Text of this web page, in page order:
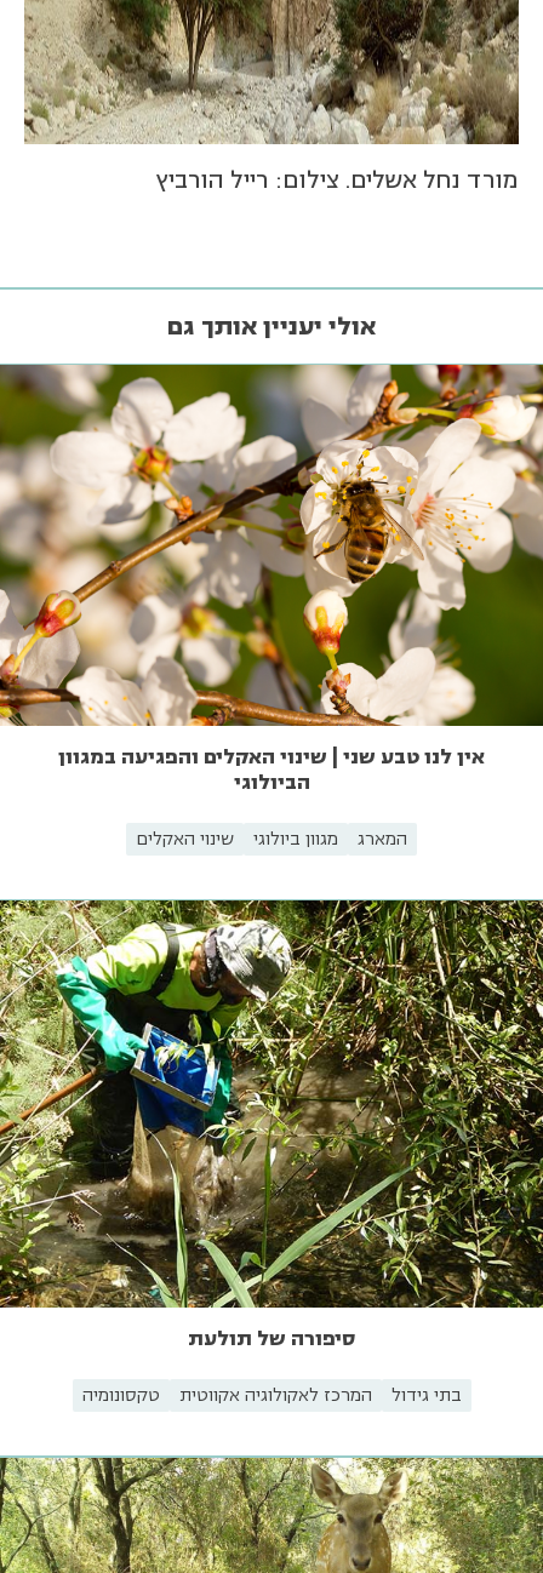
מורד נחל אשלים. צילום: רייל הורביץ
אולי יעניין אותך גם
אין לנו טבע שני | שינוי האקלים והפגיעה במגוון
הביולוגי
המארג מגוון ביולוגי שינוי האקלים
סיפורה של תולעת
בתי גידול המרכז לאקולוגיה אקווטית טקסונומיה